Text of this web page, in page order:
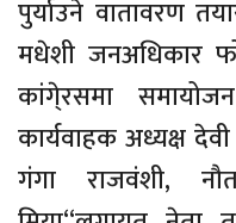
पुर्याउने वातावरण
मधेशी जनअधिकार
कांगे्रसमा
कार्यवाहक अध्यक्ष देवी
गंगा राजवंशी,